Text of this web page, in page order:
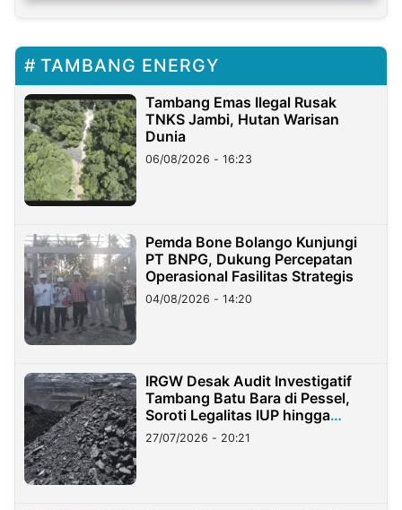
TAMBANG ENERGY
Tambang Emas Ilegal Rusak
TNKS Jambi, Hutan Warisan
Dunia
06/08/2026 - 16:23
Pemda Bone Bolango Kunjungi
PT BNPG, Dukung Percepatan
Operasional Fasilitas Strategis
04/08/2026 - 14:20
IRGW Desak Audit Investigatif
Tambang Batu Bara di Pessel,
Soroti Legalitas IUP hingga
Stockpile
27/07/2026 - 20:21